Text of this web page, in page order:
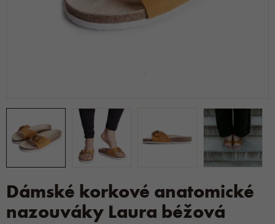
Dámské korkové anatomické
nazouváky Laura béžová